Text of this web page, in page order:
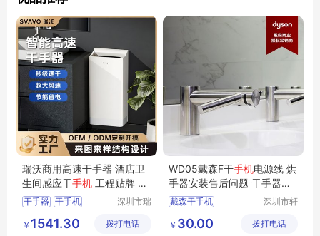
瑞沃商用高速干手器 酒店卫
生间感应干手机 工程贴牌 写
字楼烘手器
干手器 干手机
瑞沃
深圳市瑞
技有限公
￥ 1541.30 拨打电话
WD05戴森F干手机电源线 烘
手器安装售后问题 干手器代
理商
戴森干手机
商用烘手器
深圳市轩
有限公司
￥ 30.00 拨打电话